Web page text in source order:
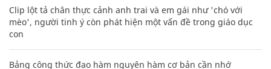
Clip lột tả chân thực cảnh anh trai và em gái như 'chó với
mèo', người tinh ý còn phát hiện một vấn đề trong giáo dục
con
Bảng công thức đạo hàm nguyên hàm cơ bản cần nhớ